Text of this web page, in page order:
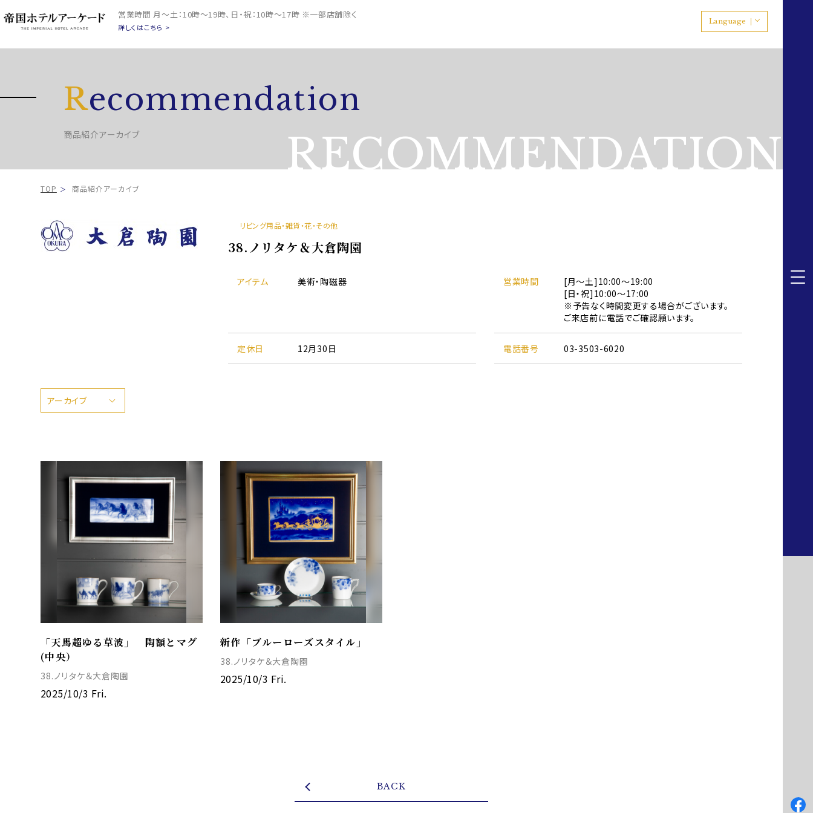
営業時間 月～土：10時～19時、日・祝：10時～17時 ※一部店舗除く
詳しくはこちら >
Language
Recommendation
商品紹介アーカイブ RECOMMENDATION
TOP 商品紹介アーカイブ
リビング用品・雑貨・花・その他
38.ノリタケ＆大倉陶園
アイテム 美術・陶磁器 営業時間
[月～土]10:00～19:00
[日・祝]10:00～17:00
※予告なく時間変更する場合がございます。
ご来店前に電話でご確認願います。
定休日 12月30日 電話番号 03-3503-6020
アーカイブ
「天馬超ゆる草波」 陶額とマグ
(中央）
38.ノリタケ＆大倉陶園
2025/10/3 Fri.
新作「ブルーローズスタイル」
38.ノリタケ＆大倉陶園
2025/10/3 Fri.
BACK